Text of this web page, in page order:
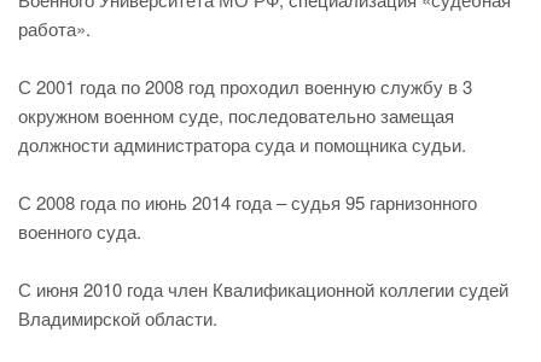
работа».
С 2001 года по 2008 год проходил военную службу в 3
окружном военном суде, последовательно замещая
должности администратора суда и помощника судьи.
С 2008 года по июнь 2014 года – судья 95 гарнизонного
военного суда.
С июня 2010 года член Квалификационной коллегии судей
Владимирской области.